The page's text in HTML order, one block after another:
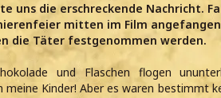
uns die erschreckende Nachricht.
mitten im Film
die Täter festgenommen werden.
und Flaschen flogen
meine Kinder! Aber es waren bestimmt